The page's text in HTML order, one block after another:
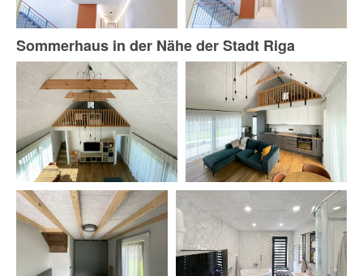
Sommerhaus in der Nähe der Stadt Riga